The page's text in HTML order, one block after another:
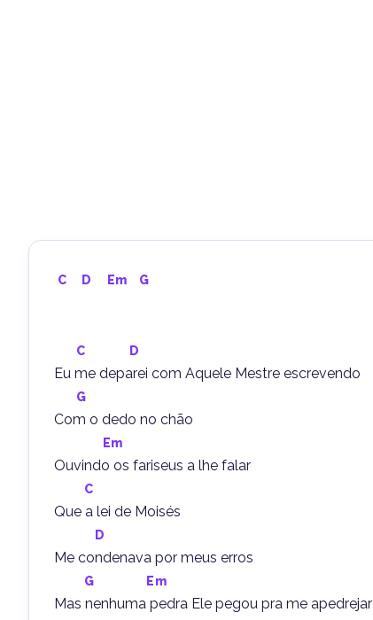
C D Em G
C D
Eu me deparei com Aquele Mestre escrevendo
G
Com o dedo no chão
Em
Ouvindo os fariseus a lhe falar
C
Que a lei de Moisés
D
Me condenava por meus erros
G Em
Mas nenhuma pedra Ele pegou pra me apedrejar